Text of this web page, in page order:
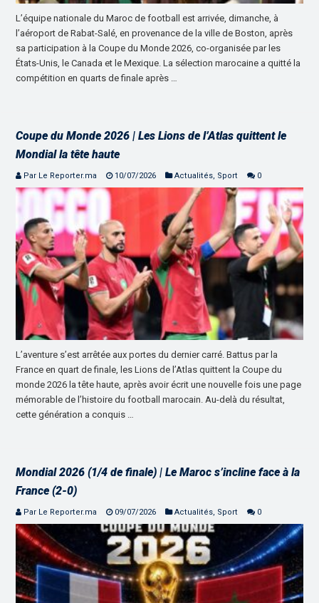
L’équipe nationale du Maroc de football est arrivée, dimanche, à
l’aéroport de Rabat-Salé, en provenance de la ville de Boston, après
sa participation à la Coupe du Monde 2026, co-organisée par les
États-Unis, le Canada et le Mexique. La sélection marocaine a quitté la
compétition en quarts de finale après …
Coupe du Monde 2026 | Les Lions de l’Atlas quittent le
Mondial la tête haute
Par Le Reporter.ma 10/07/2026 Actualités, Sport 0
L’aventure s’est arrêtée aux portes du dernier carré. Battus par la
France en quart de finale, les Lions de l’Atlas quittent la Coupe du
monde 2026 la tête haute, après avoir écrit une nouvelle fois une page
mémorable de l’histoire du football marocain. Au-delà du résultat,
cette génération a conquis …
Mondial 2026 (1/4 de finale) | Le Maroc s’incline face à la
France (2-0)
Par Le Reporter.ma 09/07/2026 Actualités, Sport 0